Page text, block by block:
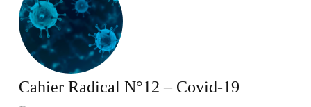
Cahier Radical N°12 – Covid-19